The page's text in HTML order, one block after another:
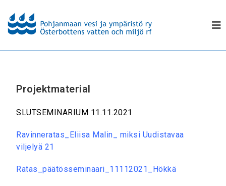
Projektmaterial
SLUTSEMINARIUM 11.11.2021
Ravinneratas_Eliisa Malin_ miksi Uudistavaa
viljelyä 21
Ratas_päätösseminaari_11112021_Hökkä